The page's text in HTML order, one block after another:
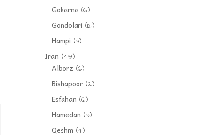
Gokarna (6)
Gondolari (12)
Hampi (3)
Iran (49)
Alborz (6)
Bishapoor (2)
Esfahan (6)
Hamedan (3)
Qeshm (4)